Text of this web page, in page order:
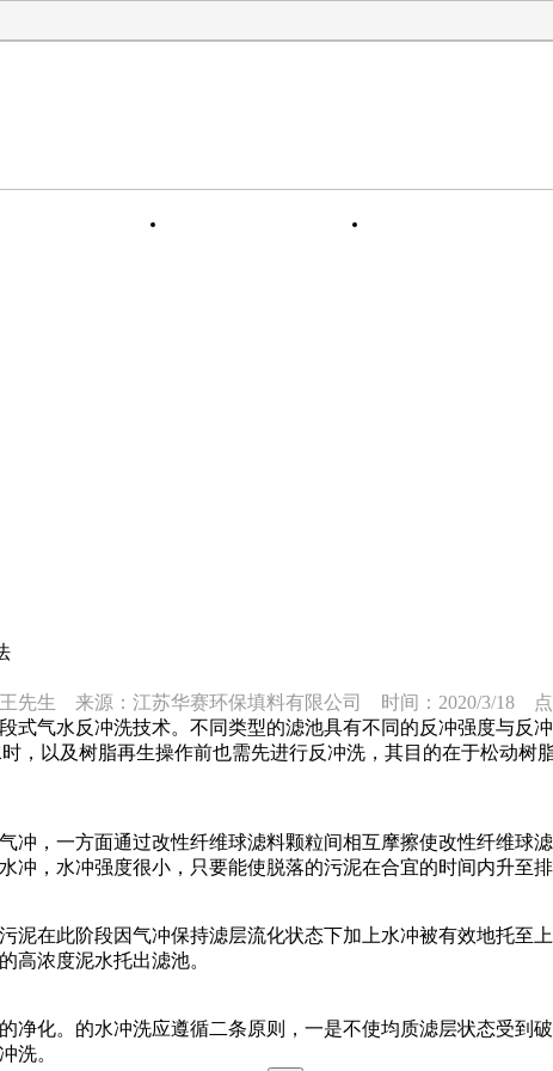
先生 来源：江苏华赛环保填料有限公司 时间：2020/3/18 点
气水反冲洗技术。不同类型的滤池具有不同的反冲强度与反
，以及树脂再生操作前也需先进行反冲洗，其目的在于松动树
，一方面通过改性纤维球滤料颗粒间相互摩擦使改性纤维球
，水冲强度很小，只要能使脱落的污泥在合宜的时间内升至排
在此阶段因气冲保持滤层流化状态下加上水冲被有效地托至
高浓度泥水托出滤池。
化。的水冲洗应遵循二条原则，一是不使均质滤层状态受到
洗。